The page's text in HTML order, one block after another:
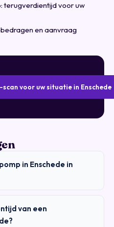
terugverdientijd voor uw
en aanvraag
voor uw situatie in Enschede
in Enschede in
van een